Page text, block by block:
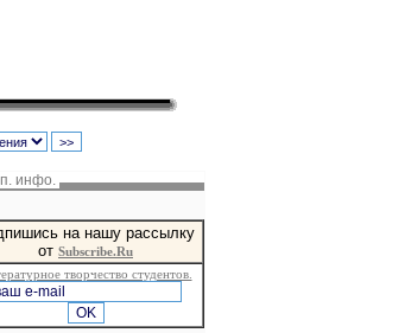
инфо.
на нашу рассылку
от Subscribe.Ru
творчество студентов.